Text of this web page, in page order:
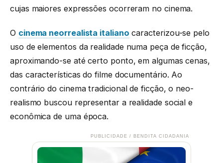
cujas maiores expressões ocorreram no cinema.
O cinema neorrealista italiano caracterizou-se pelo
uso de elementos da realidade numa peça de ficção,
aproximando-se até certo ponto, em algumas cenas,
das características do filme documentário. Ao
contrário do cinema tradicional de ficção, o neo-
realismo buscou representar a realidade social e
econômica de uma época.
PUBLICIDADE / BENDITA CIDADANIA